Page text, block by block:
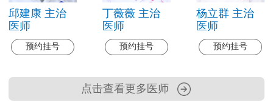
邱建康 主治
医师
预约挂号
丁薇薇 主治
医师
预约挂号
杨立群 主治
医师
预约挂号
点击查看更多医师